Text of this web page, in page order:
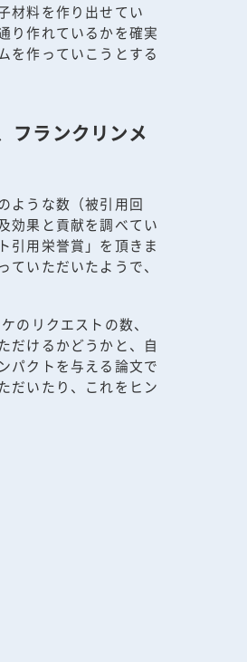
材料を作り出せてい
り作れているかを確実
を作っていこうとする
フランクリンメ
ような数（被引用回
効果と貢献を調べてい
引用栄誉賞」を頂きま
いただいたようで、
のリクエストの数、
だけるかどうかと、自
パクトを与える論文で
だいたり、これをヒン